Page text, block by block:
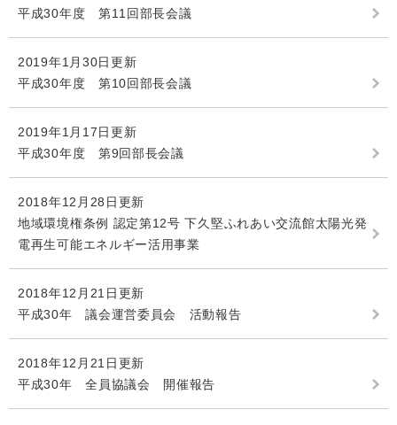
平成30年度 第11回部長会議
2019年1月30日更新
平成30年度 第10回部長会議
2019年1月17日更新
平成30年度 第9回部長会議
2018年12月28日更新
地域環境権条例 認定第12号 下久堅ふれあい交流館太陽光発
電再生可能エネルギー活用事業
2018年12月21日更新
平成30年 議会運営委員会 活動報告
2018年12月21日更新
平成30年 全員協議会 開催報告